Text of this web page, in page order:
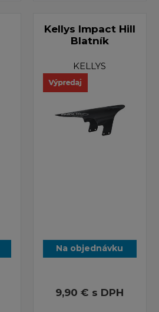
Kellys Impact Hill
Blatník
KELLYS
Na objednávku
9,90 € s DPH